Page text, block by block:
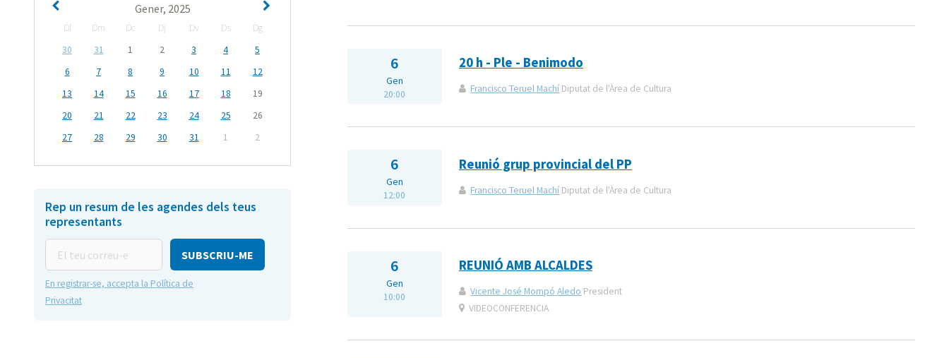
Gener, 2025
Dl Dm Dc Dj Dv Ds
Dg
30
31 1 2 3 4
5
6
7 8 9 10 11
12
13
14 15 16 17 18
19
20
21 22 23 24 25
26
27
28 29 30 31 1 2
Rep un resum de les agendes dels teus
representants
teu
correu-
e
En registrar-se, accepta la Política de
Privacitat
6
Gen
20:00
20 h - Ple - Benimodo
Francisco Teruel Machí Diputat de l'Àrea de Cultura
6
Gen
12:00
Reunió grup provincial del PP
Francisco Teruel Machí Diputat de l'Àrea de Cultura
6
Gen
10:00
REUNIÓ AMB ALCALDES
Vicente José Mompó Aledo President
VIDEOCONFERENCIA